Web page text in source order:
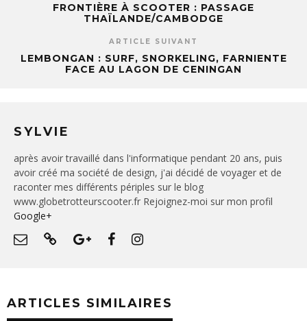
FRONTIÈRE À SCOOTER : PASSAGE
THAÏLANDE/CAMBODGE
ARTICLE SUIVANT
LEMBONGAN : SURF, SNORKELING, FARNIENTE
FACE AU LAGON DE CENINGAN
SYLVIE
après avoir travaillé dans l'informatique pendant 20 ans, puis
avoir créé ma société de design, j'ai décidé de voyager et de
raconter mes différents périples sur le blog
www.globetrotteurscooter.fr Rejoignez-moi sur mon profil
Google+
ARTICLES SIMILAIRES